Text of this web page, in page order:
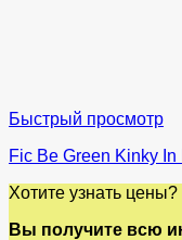
Быстрый просмотр
Fic Be Green Kinky
Хотите узнать цены?
Вы получите всю